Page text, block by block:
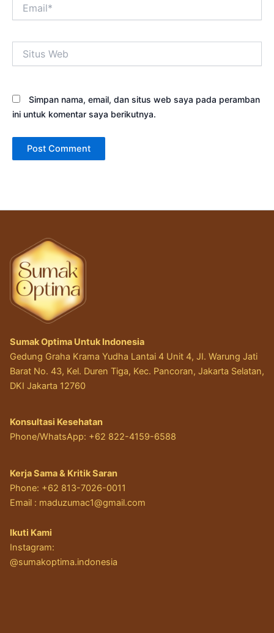
Web
Simpan nama, email, dan situs web saya pada peramban
ini untuk komentar saya berikutnya.
Sumak Optima Untuk Indonesia
Gedung Graha Krama Yudha Lantai 4 Unit 4, JI. Warung Jati
Barat No. 43, Kel. Duren Tiga, Kec. Pancoran, Jakarta Selatan,
DKI Jakarta 12760
Konsultasi Kesehatan
Phone/WhatsApp: +62 822-4159-6588
Kerja Sama & Kritik Saran
Phone: +62 813-7026-0011
Email : maduzumac1@gmail.com
Ikuti Kami
Instagram:
@sumakoptima.indonesia